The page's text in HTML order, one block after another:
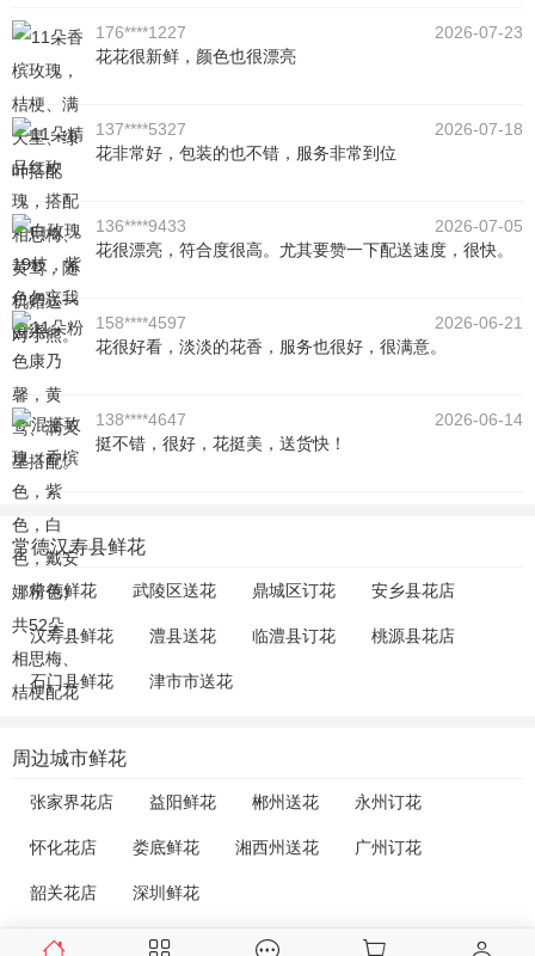
176****1227
2026-07-23
花花很新鲜，颜色也很漂亮
137****5327
2026-07-18
花非常好，包装的也不错，服务非常到位
136****9433
2026-07-05
花很漂亮，符合度很高。尤其要赞一下配送速度，很快。
158****4597
2026-06-21
花很好看，淡淡的花香，服务也很好，很满意。
138****4647
2026-06-14
挺不错，很好，花挺美，送货快！
常德汉寿县鲜花
常德鲜花 武陵区送花 鼎城区订花 安乡县花店
汉寿县鲜花 澧县送花 临澧县订花 桃源县花店
石门县鲜花 津市市送花
周边城市鲜花
张家界花店 益阳鲜花 郴州送花 永州订花
怀化花店 娄底鲜花 湘西州送花 广州订花
韶关花店 深圳鲜花